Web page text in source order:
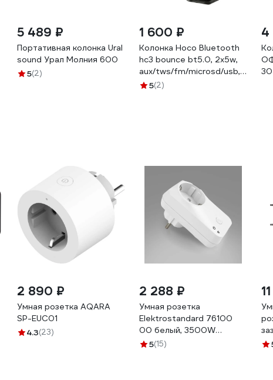
5 489 ₽
Портативная колонка Ural
sound Урал Молния 600
5(2)
1 600 ₽
Колонка Hoco Bluetooth
hc3 bounce bt5.0, 2x5w,
aux/tws/fm/microsd/usb,
ipx4 серый 0L-00050219
5(2)
4
30
2 890 ₽
Умная розетка AQARA
SP-EUC01
4.3(23)
2 288 ₽
Умная розетка
Elektrostandard 76100
00 белый, 3500W
a054335
5(15)